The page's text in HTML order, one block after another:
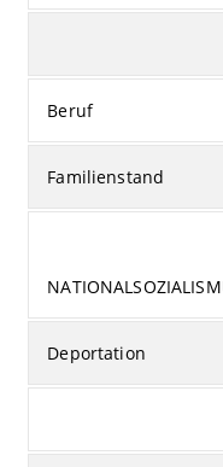
Beruf
Familienstand
Deportation